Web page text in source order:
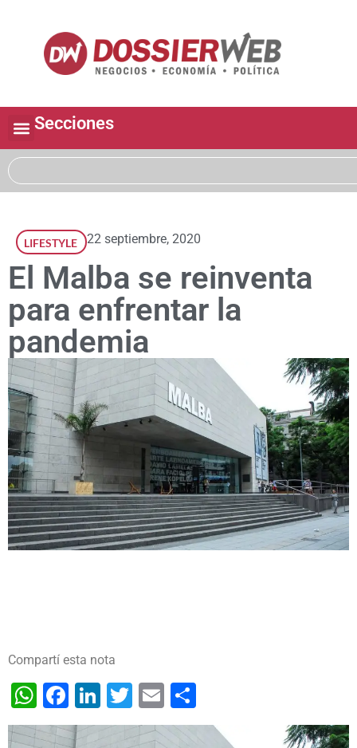
Secciones
LIFESTYLE 22 septiembre, 2020
El Malba se reinventa
para enfrentar la
pandemia
Compartí esta nota
WhatsApp
Facebook
LinkedIn
Twitter
Email